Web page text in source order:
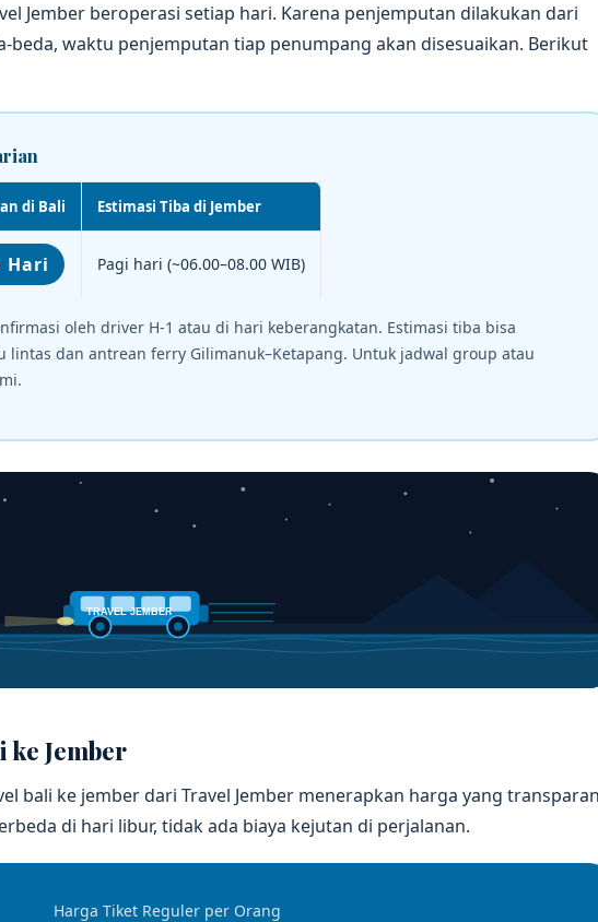
Jember beroperasi setiap hari. Karena penjemputan dilakukan dari
beda, waktu penjemputan tiap penumpang akan disesuaikan. Berikut
di Bali Estimasi Tiba di Jember
Hari Pagi hari (~06.00–08.00 WIB)
oleh driver H-1 atau di hari keberangkatan. Estimasi tiba bisa
dan antrean ferry Gilimanuk–Ketapang. Untuk jadwal group atau
TRAVEL JEMBER
Jember
bali ke jember dari Travel Jember menerapkan harga yang
di hari libur, tidak ada biaya kejutan di perjalanan.
Harga Tiket Reguler per Orang